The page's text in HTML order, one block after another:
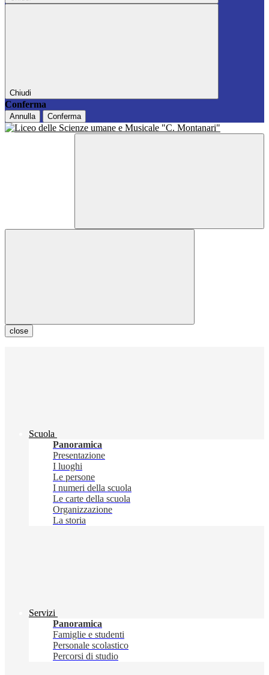
Chiudi
Conferma
Annulla Conferma
close
Scuola
Panoramica
Presentazione
I luoghi
Le persone
I numeri della scuola
Le carte della scuola
Organizzazione
La storia
Servizi
Panoramica
Famiglie e studenti
Personale scolastico
Percorsi di studio